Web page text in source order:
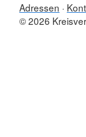
Adressen
© 2026